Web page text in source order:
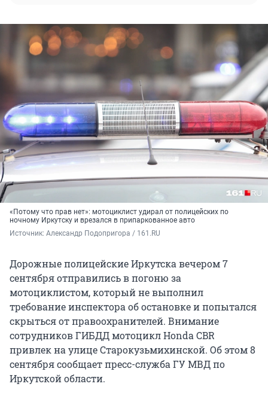
«Потому что прав нет»: мотоциклист удирал от полицейских по
ночному Иркутску и врезался в припаркованное авто
Источник: Александр Подопригора / 161.RU
Дорожные полицейские Иркутска вечером 7
сентября отправились в погоню за
мотоциклистом, который не выполнил
требование инспектора об остановке и попытался
скрыться от правоохранителей. Внимание
сотрудников ГИБДД мотоцикл Honda CBR
привлек на улице Старокузьмихинской. Об этом 8
сентября сообщает пресс-служба ГУ МВД по
Иркутской области.